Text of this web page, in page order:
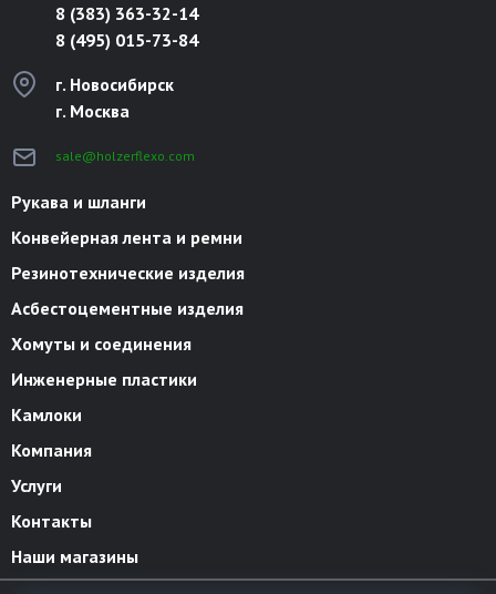
8 (383) 363-32-14
8 (495) 015-73-84
г. Новосибирск
г. Москва
sale@holzerflexo.com
Рукава и шланги
Конвейерная лента и ремни
Резинотехнические изделия
Асбестоцементные изделия
Хомуты и соединения
Инженерные пластики
Камлоки
Компания
Услуги
Контакты
Наши магазины